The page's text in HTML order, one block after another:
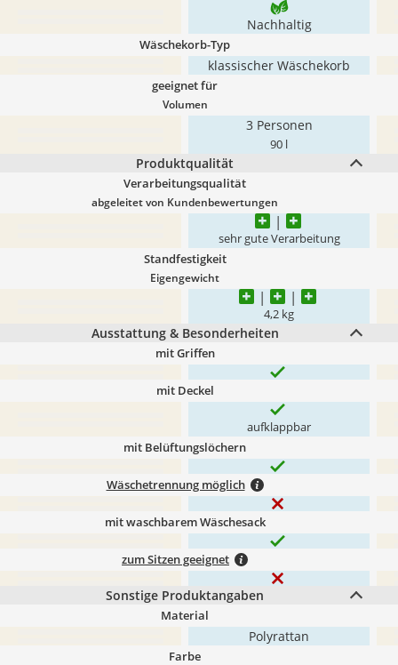
Nachhaltig
Wäschekorb-Typ
klassischer Wäschekorb
geeignet für
Volumen
3 Personen
90 l
Produktqualität
Verarbeitungsqualität
abgeleitet von Kundenbewertungen
sehr gute Verarbeitung
Standfestigkeit
Eigengewicht
4,2 kg
Ausstattung & Besonderheiten
mit Griffen
mit Deckel
aufklappbar
mit Belüftungslöchern
Wäschetrennung möglich
mit waschbarem Wäschesack
zum Sitzen geeignet
Sonstige Produktangaben
Material
Polyrattan
Farbe